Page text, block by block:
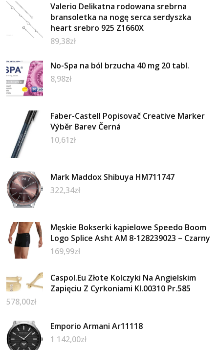
Valerio Delikatna rodowana srebrna
bransoletka na nogę serca serdyszka
heart srebro 925 Z1660X
89,38zł
No-Spa na ból brzucha 40 mg 20 tabl.
8,98zł
Faber-Castell Popisovač Creative Marker
Výběr Barev Černá
10,61zł
Mark Maddox Shibuya HM711747
322,34zł
Męskie Bokserki kąpielowe Speedo Boom
Logo Splice Asht AM 8-128239023 – Czarny
169,99zł
Caspol.Eu Złote Kolczyki Na Angielskim
Zapięciu Z Cyrkoniami Kl.00310 Pr.585
578,00zł
Emporio Armani Ar11118
1 142,00zł